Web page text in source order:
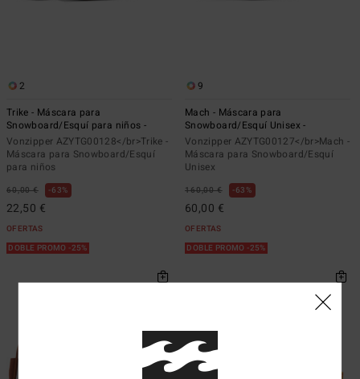
2
Trike - Máscara para
Snowboard/Esquí para niños -
Vonzipper AZYTG00128</br>Trike -
Máscara para Snowboard/Esquí
para niños
60,00 € 63%
22,50 €
OFERTAS
DOBLE PROMO -25%
9
Mach - Máscara para
Snowboard/Esquí Unisex -
Vonzipper AZYTG00127</br>Mach -
Máscara para Snowboard/Esquí
Unisex
160,00 € 63%
60,00 €
OFERTAS
DOBLE PROMO -25%